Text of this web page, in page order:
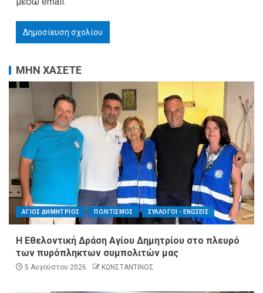
ΜΗΝ ΧΑΣΕΤΕ
ΑΓΙΟΣ ΔΗΜΗΤΡΙΟΣ ΠΟΛΙΤΙΣΜΟΣ ΣΥΛΛΟΓΟΙ - ΕΝΩΣΕΙΣ
Η Εθελοντική Δράση Αγίου Δημητρίου στο πλευρό
των πυρόπληκτων συμπολιτών μας
5 Αυγούστου 2026 ΚΩΝΣΤΑΝΤΙΝΟΣ